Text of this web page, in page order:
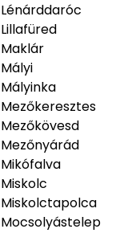
Lénárddaróc
Lillafüred
Maklár
Mályi
Mályinka
Mezőkeresztes
Mezőkövesd
Mezőnyárád
Mikófalva
Miskolc
Miskolctapolca
Mocsolyástelep